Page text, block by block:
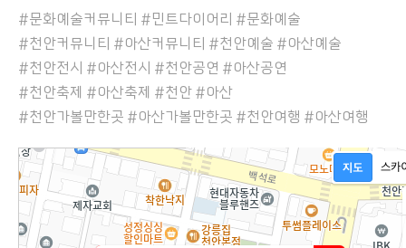
#문화예술커뮤니티 #민트다이어리 #문화예술
#천안커뮤니티 #아산커뮤니티 #천안예술 #아산예술
#천안전시 #아산전시 #천안공연 #아산공연
#천안축제 #아산축제 #천안 #아산
#천안가볼만한곳 #아산가볼만한곳 #천안여행 #아산여행